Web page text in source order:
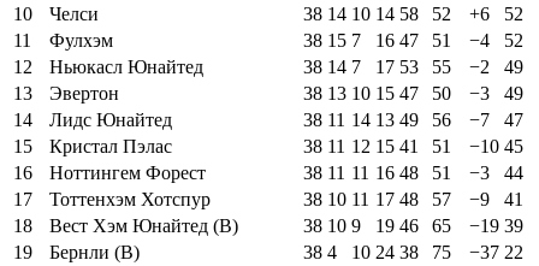
10
Челси 38 14 10 14 58 52 +6
52
11
Фулхэм 38 15 7 16 47 51 −4
52
12
Ньюкасл Юнайтед 38 14 7 17 53 55 −2
49
13
Эвертон 38 13 10 15 47 50 −3
49
14
Лидс Юнайтед 38 11 14 13 49 56 −7
47
15
Кристал Пэлас 38 11 12 15 41 51 −10 45
16
Ноттингем Форест 38 11 11 16 48 51 −3
44
17
Тоттенхэм Хотспур 38 10 11 17 48 57 −9
41
18
Вест Хэм Юнайтед (В) 38 10 9 19 46 65 −19 39
19
Бернли (В) 38 4 10 24 38 75 −37 22